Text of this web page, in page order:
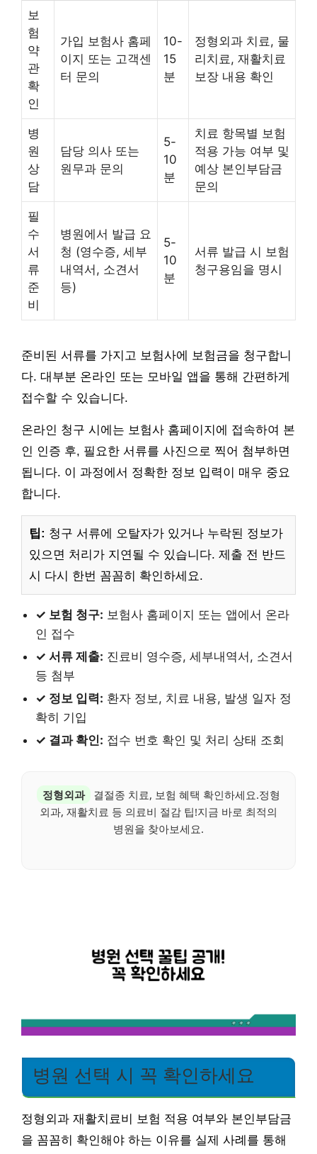
보
험
약
관
확
인
가입 보험사 홈페
이지 또는 고객센
터 문의
10-
15
분
정형외과 치료, 물
리치료, 재활치료
보장 내용 확인
병
원
상
담
담당 의사 또는
원무과 문의
5-
10
분
치료 항목별 보험
적용 가능 여부 및
예상 본인부담금
문의
필
수
서
류
준
비
병원에서 발급 요
청 (영수증, 세부
내역서, 소견서
등)
5-
10
분
서류 발급 시 보험
청구용임을 명시
준비된 서류를 가지고 보험사에 보험금을 청구합니
다. 대부분 온라인 또는 모바일 앱을 통해 간편하게
접수할 수 있습니다.
온라인 청구 시에는 보험사 홈페이지에 접속하여 본
인 인증 후, 필요한 서류를 사진으로 찍어 첨부하면
됩니다. 이 과정에서 정확한 정보 입력이 매우 중요
합니다.
팁: 청구 서류에 오탈자가 있거나 누락된 정보가
있으면 처리가 지연될 수 있습니다. 제출 전 반드
시 다시 한번 꼼꼼히 확인하세요.
✓ 보험 청구: 보험사 홈페이지 또는 앱에서 온라
인 접수
✓ 서류 제출: 진료비 영수증, 세부내역서, 소견서
등 첨부
✓ 정보 입력: 환자 정보, 치료 내용, 발생 일자 정
확히 기입
✓ 결과 확인: 접수 번호 확인 및 처리 상태 조회
정형외과
결절종 치료, 보험 혜택 확인하세요.정형
외과, 재활치료 등 의료비 절감 팁!지금 바로 최적의
병원을 찾아보세요.
병원 선택 시 꼭 확인하세요
정형외과 재활치료비 보험 적용 여부와 본인부담금
을 꼼꼼히 확인해야 하는 이유를 실제 사례를 통해